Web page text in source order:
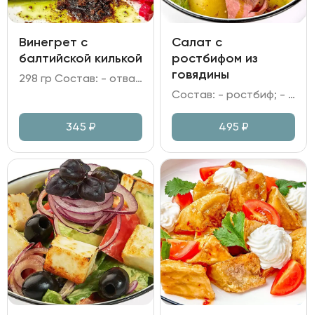
Винегрет с
балтийской килькой
298 гр Состав: - отварные свекла, морковь и картофель; - огурцы маринованные; капуста квашеная; - килька; Бородинская крошка; - горошек зелёный; лук репчатый; лук зелёный; зелень; - масло растительное; уксус яблочный.
345 ₽
Салат с
ростбифом из
говядины
Состав: - ростбиф; - картофель запеченный; томаты вяленые; - томаты Черри; микс салата; лук красный; - заправка имбирная.
495 ₽